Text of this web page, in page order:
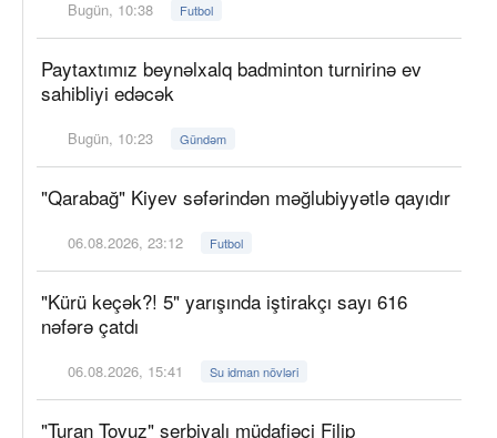
Bugün, 10:38 Futbol
Paytaxtımız beynəlxalq badminton turnirinə ev
sahibliyi edəcək
Bugün, 10:23 Gündəm
"Qarabağ" Kiyev səfərindən məğlubiyyətlə qayıdır
06.08.2026, 23:12 Futbol
"Kürü keçək?! 5" yarışında iştirakçı sayı 616
nəfərə çatdı
06.08.2026, 15:41 Su idman növləri
"Turan Tovuz" serbiyalı müdafiəçi Filip